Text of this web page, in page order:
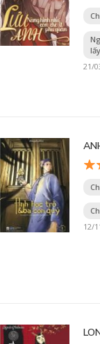
21/
12/